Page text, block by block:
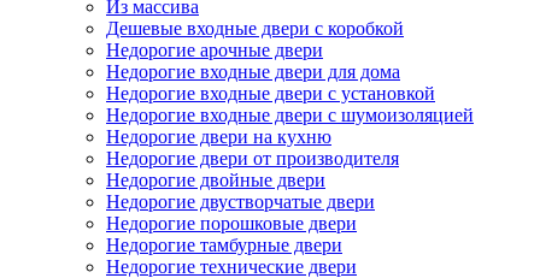
Из массива
Дешевые входные двери с коробкой
Недорогие арочные двери
Недорогие входные двери для дома
Недорогие входные двери с установкой
Недорогие входные двери с шумоизоляцией
Недорогие двери на кухню
Недорогие двери от производителя
Недорогие двойные двери
Недорогие двустворчатые двери
Недорогие порошковые двери
Недорогие тамбурные двери
Недорогие технические двери